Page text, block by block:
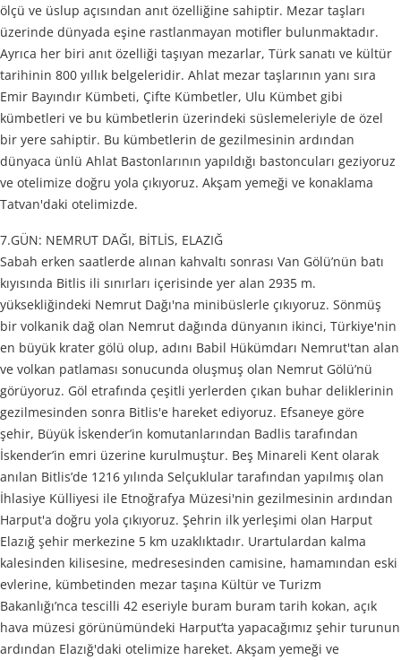
ölçü ve üslup açısından anıt özelliğine sahiptir. Mezar taşları
üzerinde dünyada eşine rastlanmayan motifler bulunmaktadır.
Ayrıca her biri anıt özelliği taşıyan mezarlar, Türk sanatı ve kültür
tarihinin 800 yıllık belgeleridir. Ahlat mezar taşlarının yanı sıra
Emir Bayındır Kümbeti, Çifte Kümbetler, Ulu Kümbet gibi
kümbetleri ve bu kümbetlerin üzerindeki süslemeleriyle de özel
bir yere sahiptir. Bu kümbetlerin de gezilmesinin ardından
dünyaca ünlü Ahlat Bastonlarının yapıldığı bastoncuları geziyoruz
ve otelimize doğru yola çıkıyoruz. Akşam yemeği ve konaklama
Tatvan'daki otelimizde.
7.GÜN: NEMRUT DAĞI, BİTLİS, ELAZIĞ
Sabah erken saatlerde alınan kahvaltı sonrası Van Gölü’nün batı
kıyısında Bitlis ili sınırları içerisinde yer alan 2935 m.
yüksekliğindeki Nemrut Dağı'na minibüslerle çıkıyoruz. Sönmüş
bir volkanik dağ olan Nemrut dağında dünyanın ikinci, Türkiye'nin
en büyük krater gölü olup, adını Babil Hükümdarı Nemrut'tan alan
ve volkan patlaması sonucunda oluşmuş olan Nemrut Gölü’nü
görüyoruz. Göl etrafında çeşitli yerlerden çıkan buhar deliklerinin
gezilmesinden sonra Bitlis'e hareket ediyoruz. Efsaneye göre
şehir, Büyük İskender’in komutanlarından Badlis tarafından
İskender’in emri üzerine kurulmuştur. Beş Minareli Kent olarak
anılan Bitlis’de 1216 yılında Selçuklular tarafından yapılmış olan
İhlasiye Külliyesi ile Etnoğrafya Müzesi'nin gezilmesinin ardından
Harput'a doğru yola çıkıyoruz. Şehrin ilk yerleşimi olan Harput
Elazığ şehir merkezine 5 km uzaklıktadır. Urartulardan kalma
kalesinden kilisesine, medresesinden camisine, hamamından eski
evlerine, kümbetinden mezar taşına Kültür ve Turizm
Bakanlığı’nca tescilli 42 eseriyle buram buram tarih kokan, açık
hava müzesi görünümündeki Harput’ta yapacağımız şehir turunun
ardından Elazığ'daki otelimize hareket. Akşam yemeği ve